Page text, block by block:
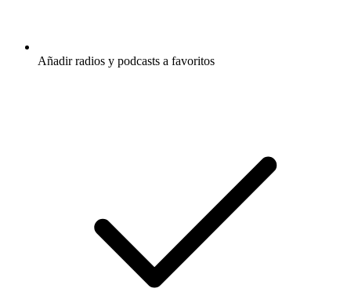
Añadir radios y podcasts a favoritos